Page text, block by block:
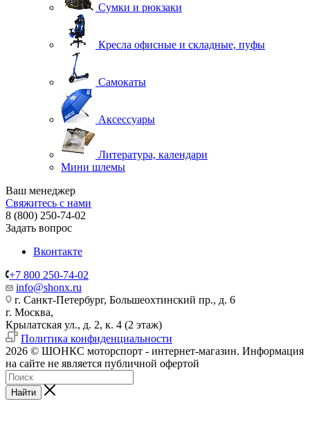
Сумки и рюкзаки
Кресла офисные и складные, пуфы
Самокаты
Аксессуары
Литература, календари
Мини шлемы
Ваш менеджер
Свяжитесь с нами
8 (800) 250-74-02
Задать вопрос
Вконтакте
+7 800 250-74-02
info@shonx.ru
г. Санкт-Петербург, Большеохтинский пр., д. 6
г. Москва,
Крылатская ул., д. 2, к. 4 (2 этаж)
Политика конфиденциальности
2026 © ШОНКС моторспорт - интернет-магазин. Информация
на сайте не является публичной офертой
Найти